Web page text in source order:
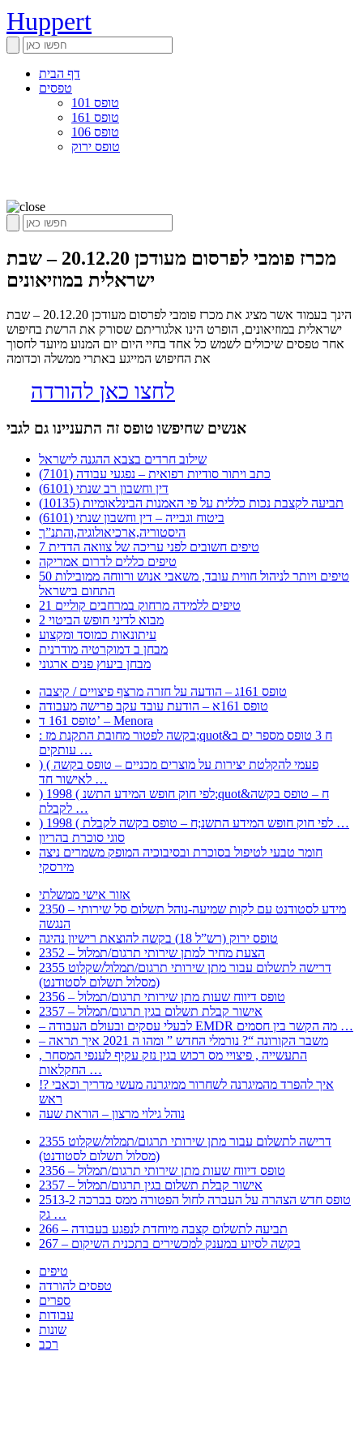
Huppert
דף הבית
טפסים
טופס 101
טופס 161
טופס 106
טופס ירוק
מכרז פומבי לפרסום מעודכן 20.12.20 – שבת
ישראלית במוזיאונים
הינך בעמוד אשר מציג את מכרז פומבי לפרסום מעודכן 20.12.20 – שבת
ישראלית במוזיאונים, הופרט הינו אלגוריתם שסורק את הרשת בחיפוש
אחר טפסים שיכולים לשמש כל אחד בחיי היום יום המנוע מיועד לחסוך
את החיפוש המייגע באתרי ממשלה וכדומה
לחצו כאן להורדה
אנשים שחיפשו טופס זה התעניינו גם לגבי
שילוב חרדים בצבא ההגנה לישראל
כתב ויתור סודיות רפואית – נפגעי עבודה (7101)
דין וחשבון רב שנתי (6101)
תביעה לקצבת נכות כללית על פי האמנות הבינלאומיות (10135)
ביטוח וגבייה – דין וחשבון שנתי (6101)
היסטוריה,ארכיאולוגיה,והתנ”ך
7 טיפים חשובים לפני עריכה של צוואה הדדית
טיפים כללים לדרום אמריקה
50 טיפים ויותר לניהול חווית עובד, משאבי אנוש ורווחה ממובילות
התחום בישראל
21 טיפים ללמידה מרחוק במרחבים קוליים
מבוא לדיני חופש הביטוי 2
עיתונאות כמוסד ומקצוע
מבחן ב דמוקרטיה מודרנית
מבחן ביעוץ פנים ארגוני
טופס 161ג – הודעה על חזרה מרצף פיצויים / קיצבה
טופס 161א – הודעת עובד עקב פרישה מעבודה
טופס 161 ד’ – Menora
: בקשה לפטור מחובת התקנת מז;quot&ח 3 טופס מספר ים ב
עותקים …
) ( פעמי להקלטת יצירות על מוצרים מכניים – טופס בקשה
לאישור חד …
) 1998 ( לפי חוק חופש המידע התשנ;quot&ח – טופס בקשה
לקבלת …
) 1998 ( לפי חוק חופש המידע התשנ;ח – טופס בקשה לקבלת …
סוגי סוכרת בהריון
חומר טבעי לטיפול בסוכרת ובסיבוכיה המופק משמרים ניצה
מירסקי
אזור אישי ממשלתי
2350 – מידע לסטודנט עם לקות שמיעה-נוהל תשלום סל שירותי
הנגשה
טופס ירוק (רש”ל 18) בקשה להוצאת רישיון נהיגה
2352 – הצעת מחיר למתן שירותי תרגום/תמלול
2355 דרישה לתשלום עבור מתן שירותי תרגום/תמלול/שקלוט
(מסלול תשלום לסטודנט)
2356 – טופס דיווח שעות מתן שירותי תרגום/תמלול
2357 – אישור קבלת תשלום בגין תרגום/תמלול
– לבעלי עסקים ובעולם העבודה EMDR מה הקשר בין חסמים …
– משבר הקורונה “? נורמלי החדש ” ומהו ה 2021 איך תראה
, התעשייה , פיצויי מס רכוש בגין נזק עקיף לענפי המסחר
החקלאות …
!? איך להפרד מהמיגרנה לשחרור ממיגרנה מעשי מדריך וכאבי
ראש
נוהל גילוי מרצון – הוראת שעה
2355 דרישה לתשלום עבור מתן שירותי תרגום/תמלול/שקלוט
(מסלול תשלום לסטודנט)
2356 – טופס דיווח שעות מתן שירותי תרגום/תמלול
2357 – אישור קבלת תשלום בגין תרגום/תמלול
2513-2 טופס חדש הצהרה על העברה לחול הפטורה ממס בברכה
גק …
266 – תביעה לתשלום קצבה מיוחדת לנפגע בעבודה
267 – בקשה לסיוע במענק למכשירים בתכנית השיקום
טיפים
טפסים להורדה
ספרים
עבודות
שונות
רכב